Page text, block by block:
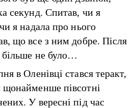
секунд. Спитав, чи я
я надала про нього
що все з ним добре. Після
більше не було…
в Оленівці стався теракт,
щонайменше півсотні
У вересні під час